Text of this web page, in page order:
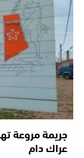
جريمة مروعة
عراك دام